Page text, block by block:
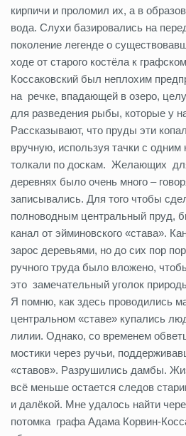
кирпичи и проломил их, а в
вода. Слухи базировались на
поколение легенде о
ходе от старого костёла к
Коссаковский был неплохим
на речке, впадающей в озеро,
для разведения рыбы, которые у
Рассказывают, что пруды эти
вручную, используя тачки с одним
толкали по доскам. Желающих
деревнях было очень много –
записывались. Для того чтобы
полноводным центральный пруд,
канал от эйминовского «става».
зарос деревьями, но до сих пор
ручного труда было вложено,
это замечательный уголок
Я помню, как здесь проводились
центральном «ставе» купались
лилии. Однако, со временем
мостики через ручьи,
«ставов». Разрушились дамбы.
всё меньше остается следов
и далёкой. Мне удалось найти
потомка графа Адама Корвин-